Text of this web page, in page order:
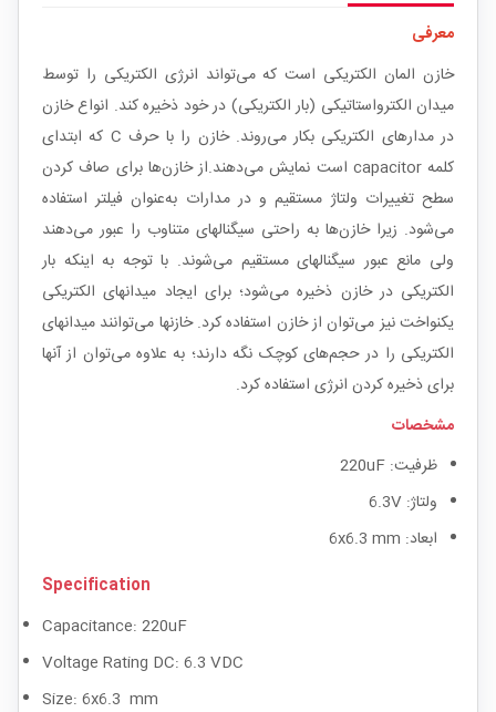
معرفی
خازن المان الکتریکی است که می‌تواند انرژی الکتریکی را توسط
میدان الکترواستاتیکی (بار الکتریکی) در خود ذخیره کند. انواع خازن
در مدارهای الکتریکی بکار می‌روند. خازن را با حرف C که ابتدای
کلمه capacitor است نمایش می‌دهند.از خازن‌ها برای صاف کردن
سطح تغییرات ولتاژ مستقیم و در مدارات به‌عنوان فیلتر استفاده
می‌شود. زیرا خازن‌ها به راحتی سیگنالهای متناوب را عبور می‌دهند
ولی مانع عبور سیگنالهای مستقیم می‌شوند. با توجه به اینکه بار
الکتریکی در خازن ذخیره می‌شود؛ برای ایجاد میدانهای الکتریکی
یکنواخت نیز می‌توان از خازن استفاده کرد. خازنها می‌توانند میدانهای
الکتریکی را در حجم‌های کوچک نگه دارند؛ به علاوه می‌توان از آنها
برای ذخیره کردن انرژی استفاده کرد.
مشخصات
ظرفیت: 220uF
ولتاژ: 6.3V
ابعاد: 6x6.3 mm
Specification
Capacitance: 220uF
Voltage Rating DC: 6.3 VDC
Size: 6x6.3 mm